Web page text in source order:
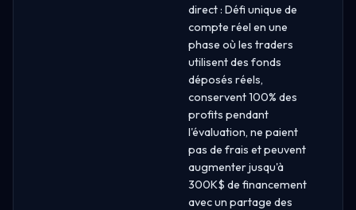
direct : Défi unique de
compte réel en une
phase où les traders
utilisent des fonds
déposés réels,
conservent 100% des
profits pendant
l'évaluation, ne paient
pas de frais et peuvent
augmenter jusqu'à
300K$ de financement
avec un partage des